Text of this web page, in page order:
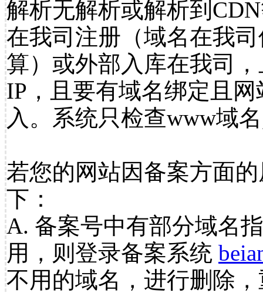
解析无解析或解析到
在我司注册（域名在我
算）或外部入库在我司
IP，且要有域名绑定且
入。系统只检查www域
若您的网站因备案方面
下：
A. 备案号中有部分域名
用，则登录备案系统
不用的域名，进行删除